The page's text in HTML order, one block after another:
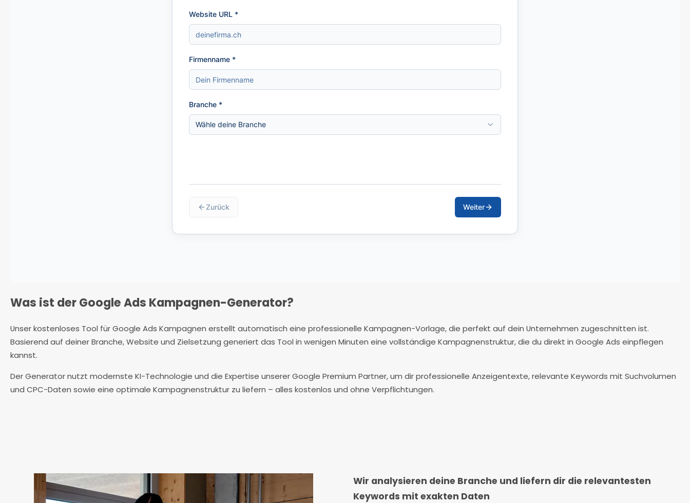
Was ist der Google Ads Kampagnen-Generator?
Unser kostenloses Tool für Google Ads Kampagnen erstellt automatisch eine professionelle Kampagnen-Vorlage, die perfekt auf dein Unternehmen zugeschnitten ist.
Basierend auf deiner Branche, Website und Zielsetzung generiert das Tool in wenigen Minuten eine vollständige Kampagnenstruktur, die du direkt in Google Ads einpflegen
kannst.
Der Generator nutzt modernste KI-Technologie und die Expertise unserer Google Premium Partner, um dir professionelle Anzeigentexte, relevante Keywords mit Suchvolumen
und CPC-Daten sowie eine optimale Kampagnenstruktur zu liefern – alles kostenlos und ohne Verpflichtungen.
Wir analysieren deine Branche und liefern dir die relevantesten
Keywords mit exakten Daten